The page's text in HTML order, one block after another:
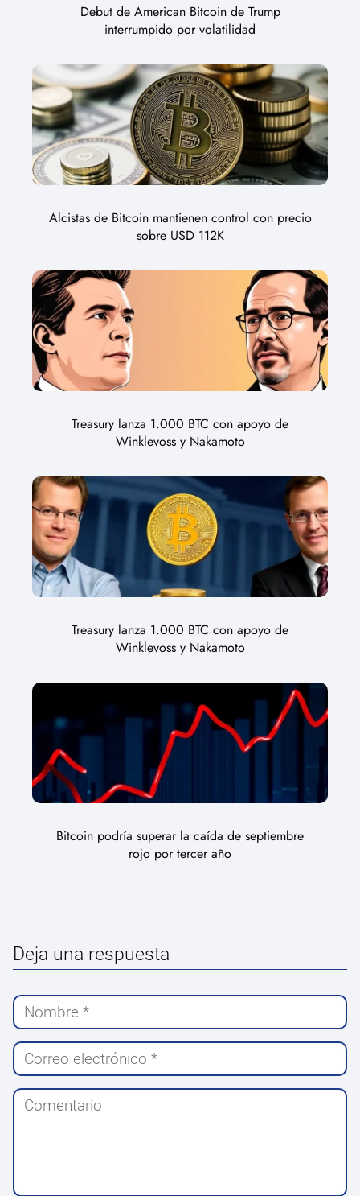
Debut de American Bitcoin de Trump
interrumpido por volatilidad
Alcistas de Bitcoin mantienen control con precio
sobre USD 112K
Treasury lanza 1.000 BTC con apoyo de
Winklevoss y Nakamoto
Treasury lanza 1.000 BTC con apoyo de
Winklevoss y Nakamoto
Bitcoin podría superar la caída de septiembre
rojo por tercer año
Deja una respuesta